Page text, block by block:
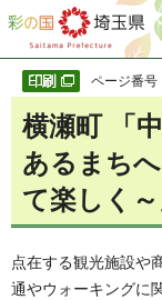
彩の国 埼玉県
ページ番
横瀬町 「
あるまち
て楽しく～
点在する観光施設や
通やウォーキングに